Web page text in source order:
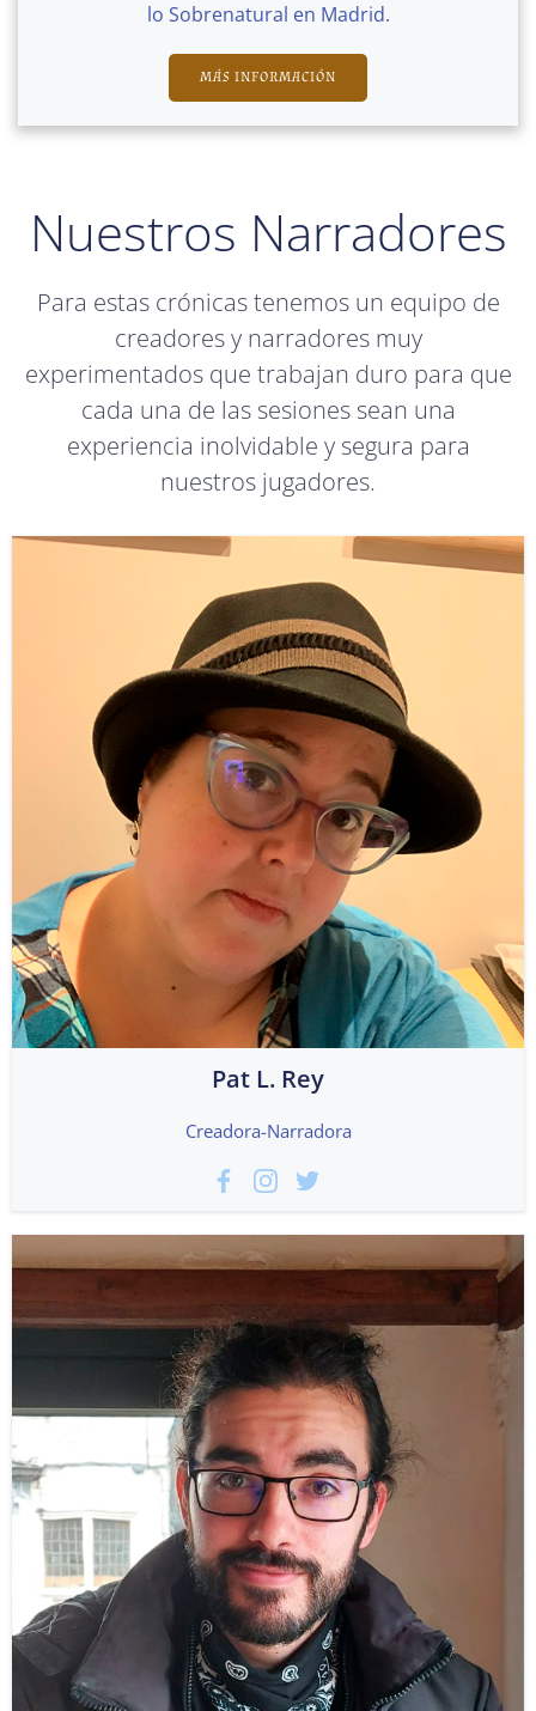
lo Sobrenatural en Madrid.
MÁS INFORMACIÓN
Nuestros Narradores
Para estas crónicas tenemos un equipo de
creadores y narradores muy
experimentados que trabajan duro para que
cada una de las sesiones sean una
experiencia inolvidable y segura para
nuestros jugadores.
Pat L. Rey
Creadora-Narradora